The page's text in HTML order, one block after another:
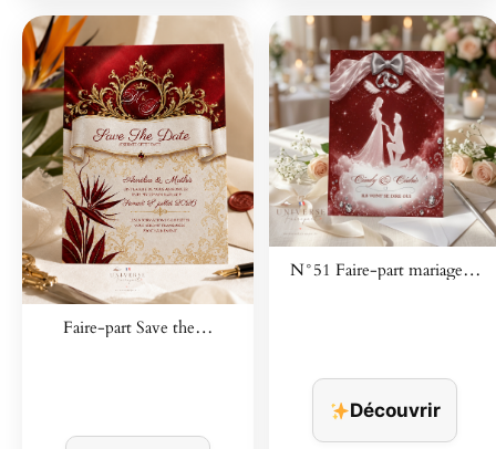
Faire-part Save the…
N°51 Faire-part mariage…
Découvrir